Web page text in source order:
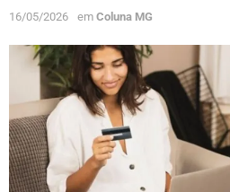
16/05/2026 em Coluna MG